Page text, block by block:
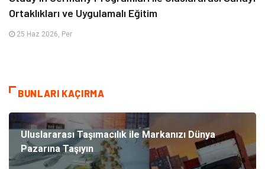
Ortaklıkları ve Uygulamalı Eğitim
25 Haz 2026, Per
BUNLARI KAÇIRMA
Uluslararası Taşımacılık ile Markanızı Dünya
Pazarına Taşıyın